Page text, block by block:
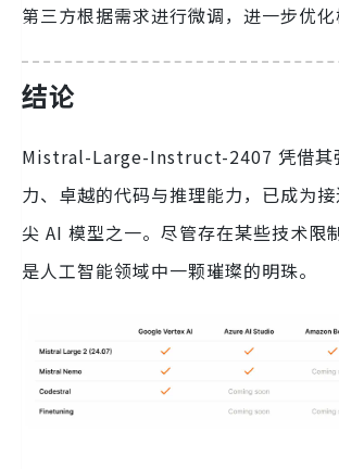
第三方根据需求进行微调，进一步优化
结论
Mistral-Large-Instruct-2407 凭借其
力、卓越的代码与推理能力，已成为
尖 AI 模型之一。尽管存在某些技术限
是人工智能领域中一颗璀璨的明珠。